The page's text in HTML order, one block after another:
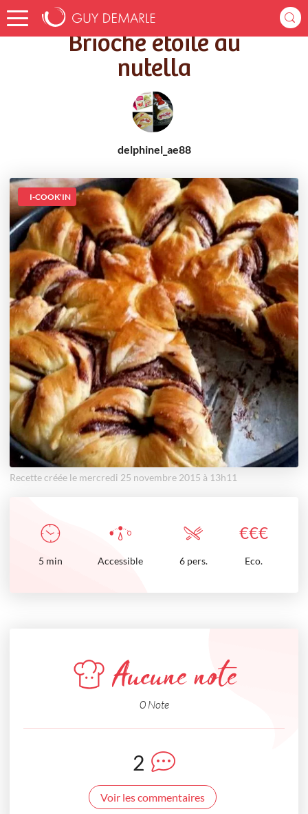
Accueil Recettes Brioche étoile au nutella
Brioche étoile au
nutella
delphinel_ae88
I-COOK'IN
Recette créée le mercredi 25 novembre 2015 à 13h11
€€€
5 min Accessible 6 pers. Eco.
Aucune note
0 Note
2
Voir les commentaires